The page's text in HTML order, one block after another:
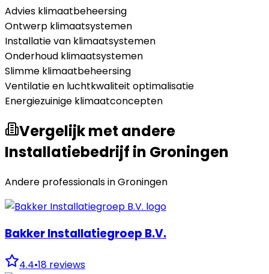
Advies klimaatbeheersing
Ontwerp klimaatsystemen
Installatie van klimaatsystemen
Onderhoud klimaatsystemen
Slimme klimaatbeheersing
Ventilatie en luchtkwaliteit optimalisatie
Energiezuinige klimaatconcepten
Vergelijk met andere
Installatiebedrijf in Groningen
Andere professionals inGroningen
Bakker Installatiegroep B.V.
4.4•18 reviews